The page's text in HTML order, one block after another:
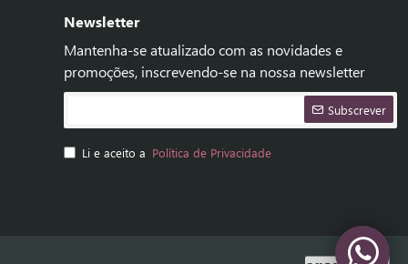
Newsletter
Mantenha-se atualizado com as novidades e
promoções, inscrevendo-se na nossa newsletter
Subscrever
Li e aceito a Política de Privacidade